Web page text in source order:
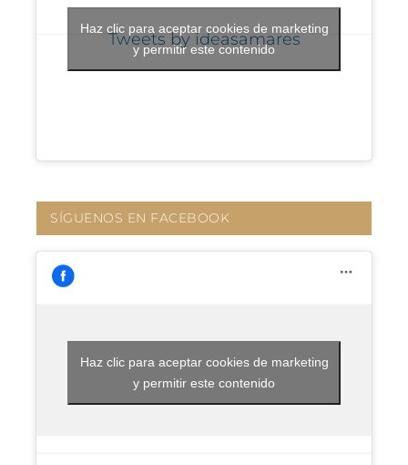
Tweets by ideasamares
Haz clic para aceptar cookies de marketing
y permitir este contenido
SÍGUENOS EN FACEBOOK
Haz clic para aceptar cookies de marketing
y permitir este contenido